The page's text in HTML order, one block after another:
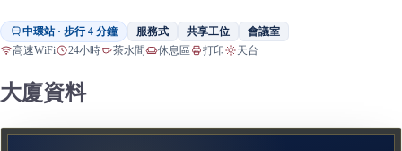
中環站 · 步行 4 分鐘 服務式 共享工位 會議室
高速WiFi 24小時 茶水間 休息區 打印 天台
大廈資料